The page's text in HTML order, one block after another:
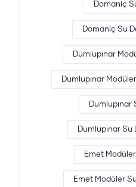
Domaniç
Domaniç Su
Dumlupınar
Dumlupınar
Dumlupınar
Dumlupınar Su
Emet
Emet Modüler